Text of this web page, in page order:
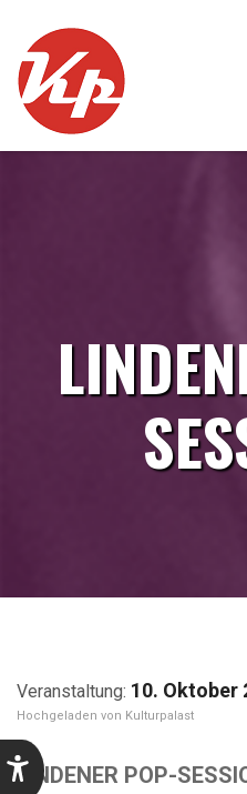
content
10. Oktober
Kulturpalast
LINDENER POP-